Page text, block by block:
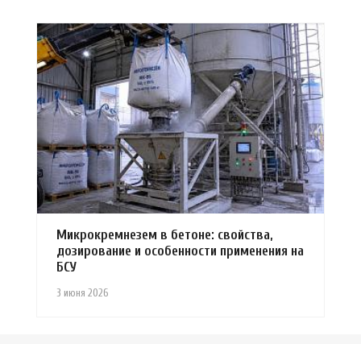
3 июня 2026
Микрокремнезем в бетоне: свойства,
дозирование и особенности применения на
БСУ